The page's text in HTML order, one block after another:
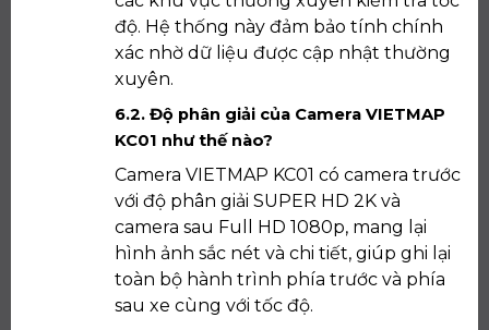
độ. Hệ thống này đảm bảo tính chính
xác nhờ dữ liệu được cập nhật thường
xuyên.
6.2. Độ phân giải của Camera VIETMAP
KC01 như thế nào?
Camera VIETMAP KC01 có camera trước
với độ phân giải SUPER HD 2K và
camera sau Full HD 1080p, mang lại
hình ảnh sắc nét và chi tiết, giúp ghi lại
toàn bộ hành trình phía trước và phía
sau xe cùng với tốc độ.